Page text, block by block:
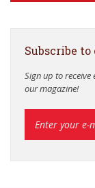
Subscribe
Sign up to
our magazine!